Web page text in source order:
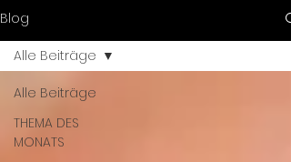
Blog
Alle Beiträge
THEMA DES
MONATS
Alle Beiträge